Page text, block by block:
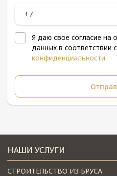
Я даю свое согласие на
данных в соответствии с
конфиденциальности
НАШИ УСЛУГИ
СТРОИТЕЛЬСТВО ИЗ БРУСА